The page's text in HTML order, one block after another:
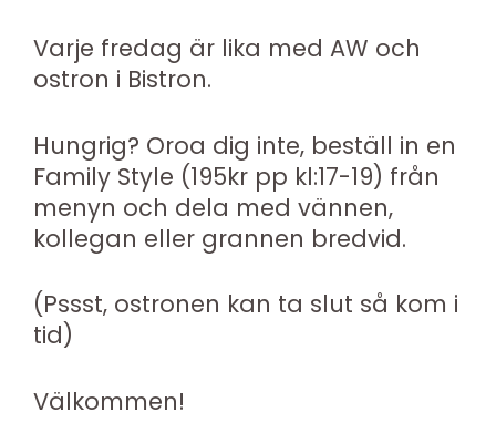
Varje fredag är lika med AW och
ostron i Bistron.
Hungrig? Oroa dig inte, beställ in en
Family Style (195kr pp kl:17-19) från
menyn och dela med vännen,
kollegan eller grannen bredvid.
(Pssst, ostronen kan ta slut så kom i
tid)
Välkommen!